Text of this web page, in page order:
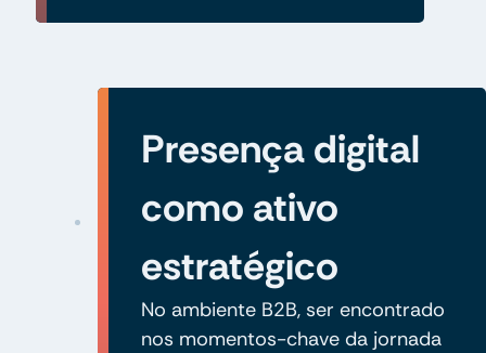
Presença digital
como ativo
estratégico
No ambiente B2B, ser encontrado
nos momentos-chave da jornada